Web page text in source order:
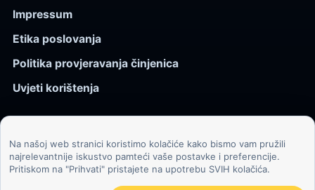
Impressum
Etika poslovanja
Politika provjeravanja činjenica
Uvjeti korištenja
© 2026 Kozmos.hr. Sva prava pridržana.
Svemir, znanost, tehnologija i velike ideje za znatiželjne
čitatelje.
Na našoj web stranici koristimo kolačiće kako bismo vam pružili
najrelevantnije iskustvo pamteći vaše postavke i preferencije.
Pritiskom na "Prihvati" pristajete na upotrebu SVIH kolačića.